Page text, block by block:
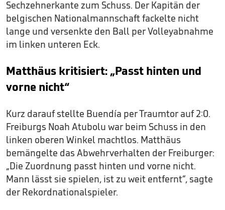
Sechzehnerkante zum Schuss. Der Kapitän der
belgischen Nationalmannschaft fackelte nicht
lange und versenkte den Ball per Volleyabnahme
im linken unteren Eck.
Matthäus kritisiert: „Passt hinten und
vorne nicht“
Kurz darauf stellte Buendía per Traumtor auf 2:0.
Freiburgs Noah Atubolu war beim Schuss in den
linken oberen Winkel machtlos. Matthäus
bemängelte das Abwehrverhalten der Freiburger:
„Die Zuordnung passt hinten und vorne nicht.
Mann lässt sie spielen, ist zu weit entfernt“, sagte
der Rekordnationalspieler.